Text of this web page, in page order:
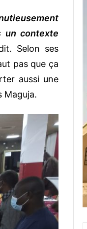
un contexte
Selon ses
pas que ça
aussi une
Maguja.